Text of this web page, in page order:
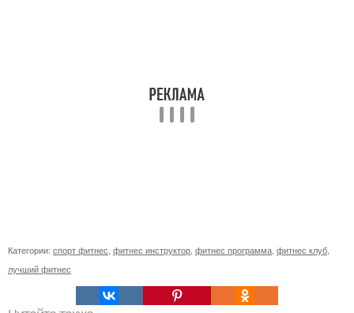
Категории: спорт фитнес фитнес инструктор фитнес программа фитнес клуб
лучший фитнес